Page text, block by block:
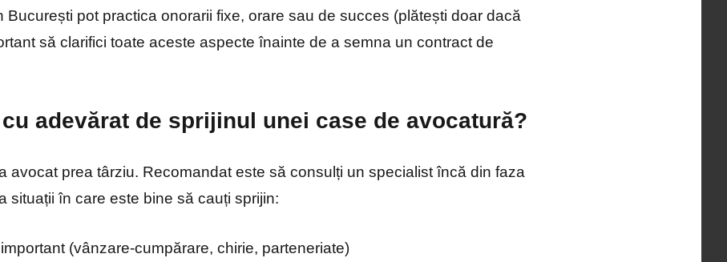
București pot practica onorarii fixe, orare sau de succes (plătești doar dacă
să clarifici toate aceste aspecte înainte de a semna un contract de
adevărat de sprijinul unei case de avocatură?
avocat prea târziu. Recomandat este să consulți un specialist încă din faza
situații în care este bine să cauți sprijin:
(vânzare-cumpărare, chirie, parteneriate)